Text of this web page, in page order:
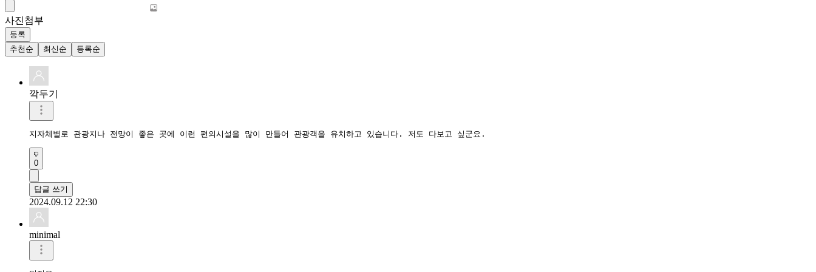
사진첨부
등록
추천순
최신순 등록순
깍두기
지자체별로 관광지나 전망이 좋은 곳에 이런 편의시설을 많이 만들어 관광객을 유치하고 있습니다. 저도 다보고 싶군요.
0
답글 쓰기
2024.09.12 22:30
minimal